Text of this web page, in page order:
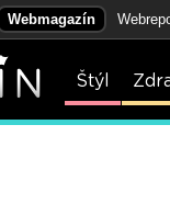
Webmagazín
Štýl